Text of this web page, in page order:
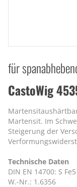
für
CastoWig
Martensit. Im
Steigerung der
Technische Daten
DIN EN 14700: S Fe5
W.-Nr.: 1.6356